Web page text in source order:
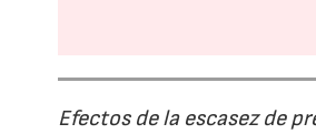
Efectos de la escasez de